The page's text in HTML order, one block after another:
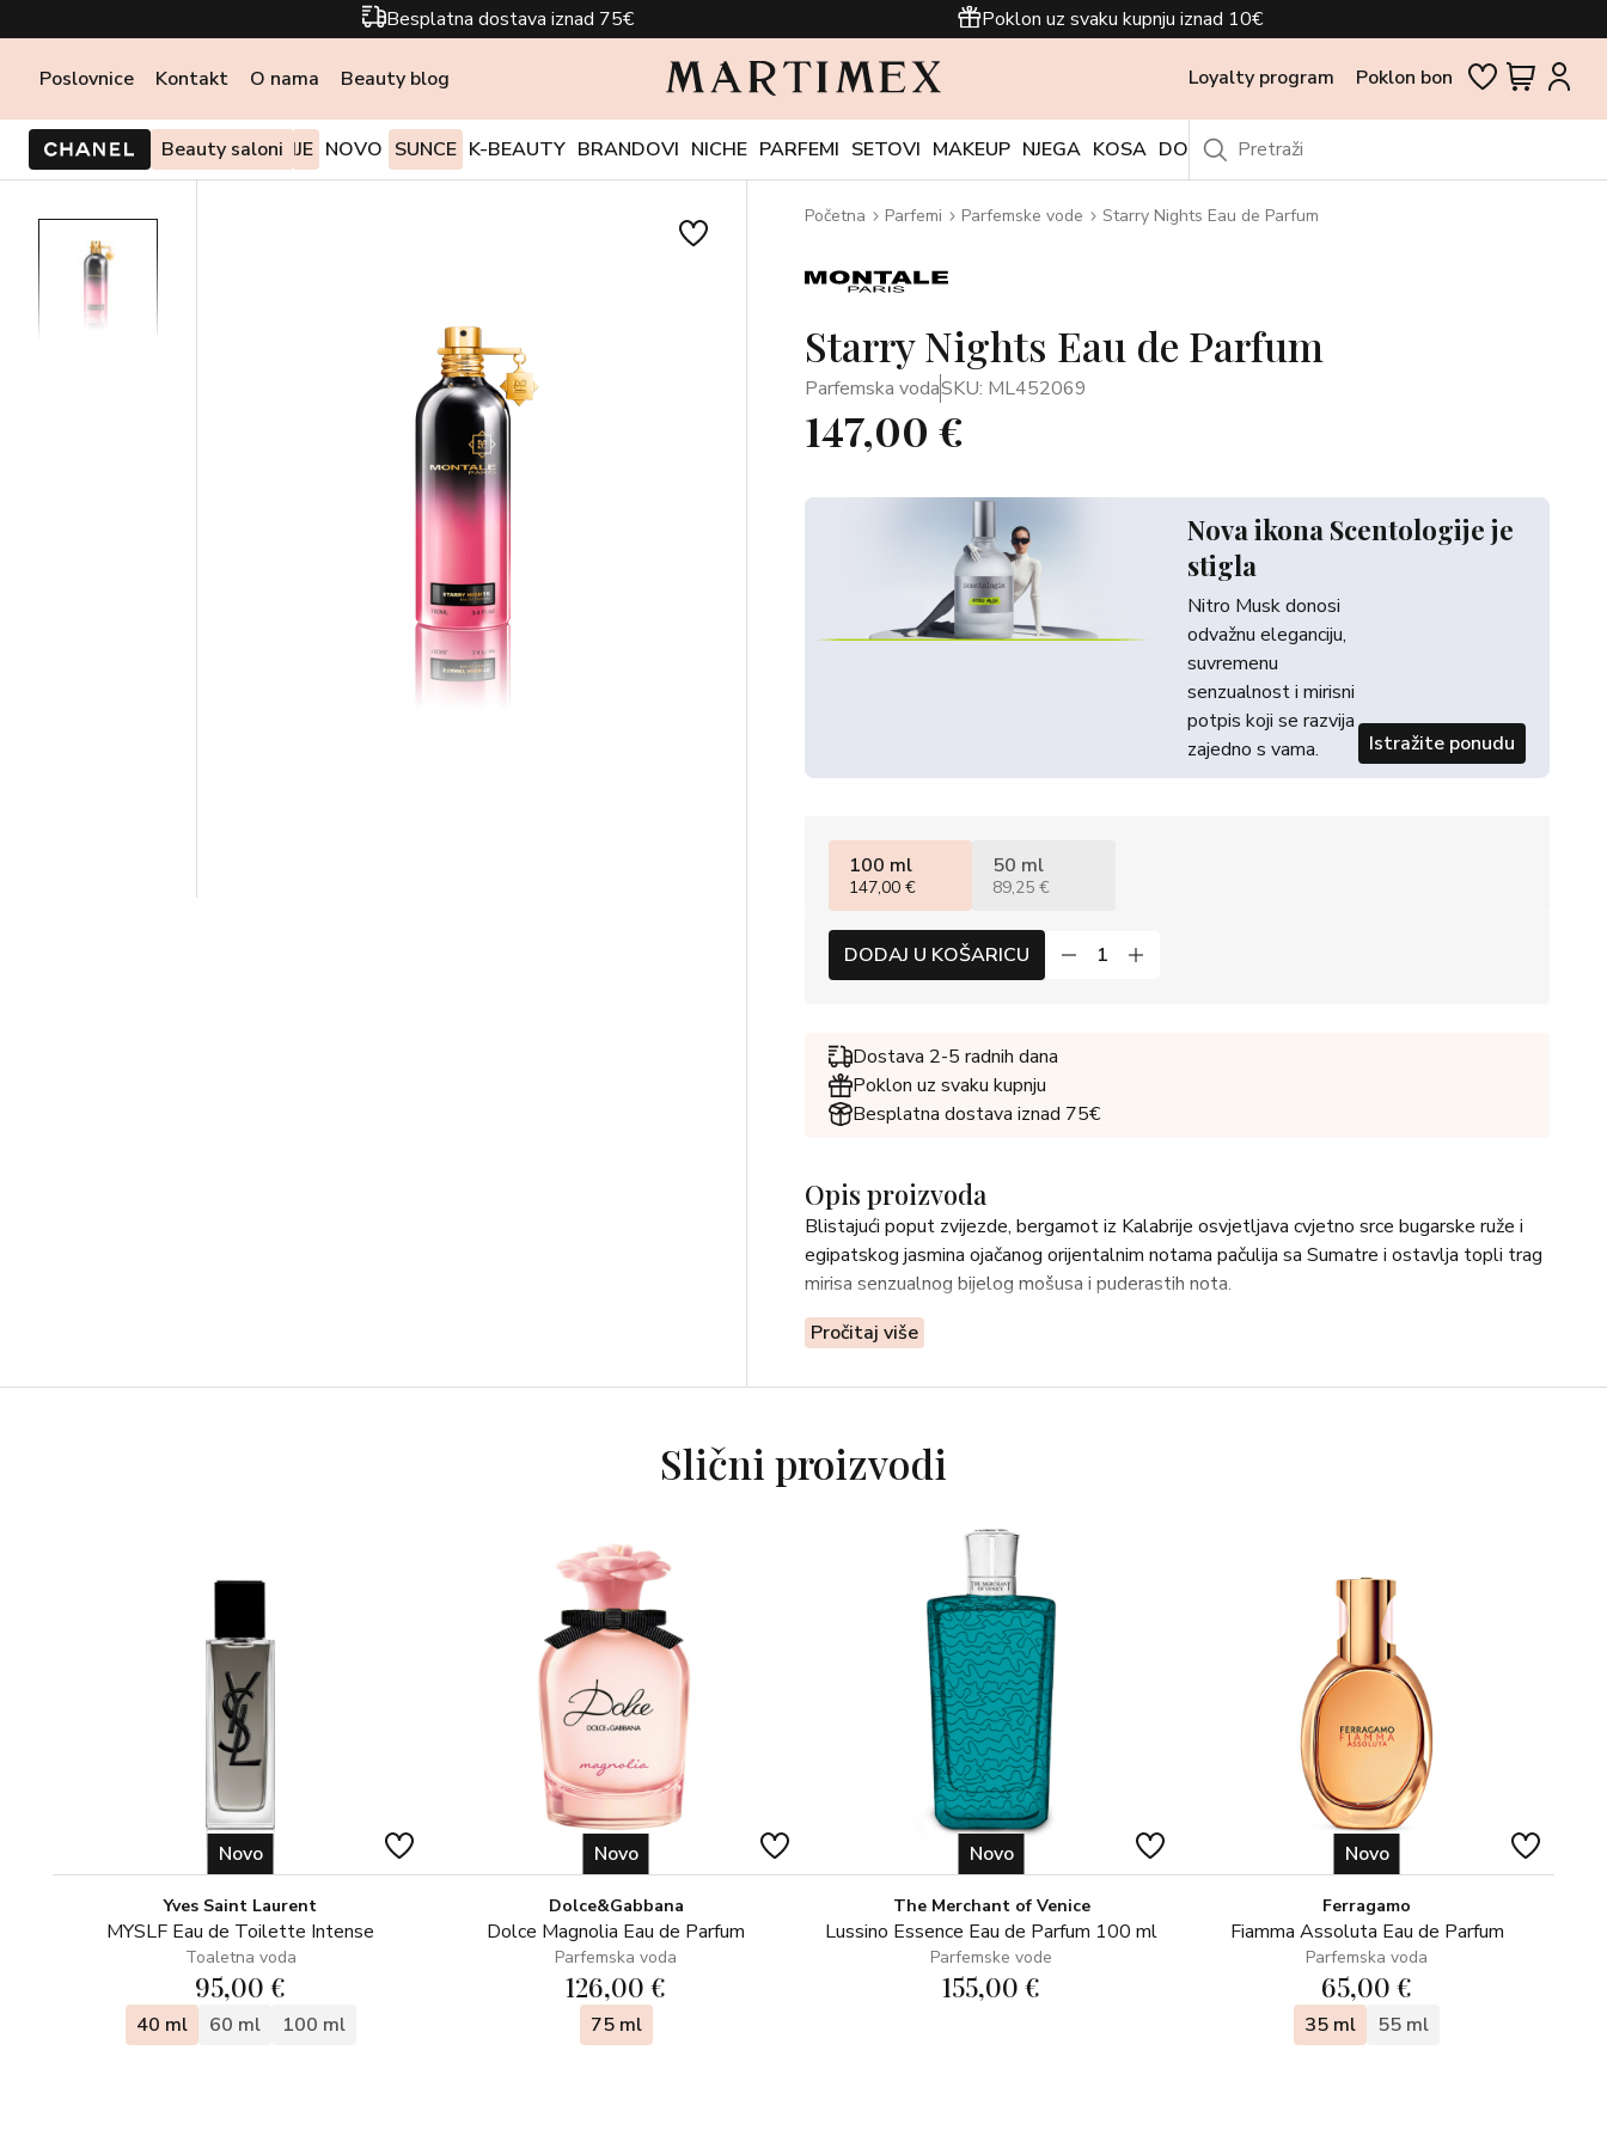
Besplatna dostava iznad 75€ Poklon uz svaku kupnju iznad 10€
Poslovnice Kontakt O nama Beauty blog Loyalty program Poklon bon
Beauty saloni
PONUDE I AKCIJE NOVO SUNCE K-BEAUTY BRANDOVI NICHE PARFEMI SETOVI MAKEUP NJEGA KOSA DODACI OUTLET
Početna Parfemi Parfemske vode Starry Nights Eau de Parfum
Starry Nights Eau de Parfum
Parfemska vodaSKU: ML452069
147,00 €
Nova ikona Scentologije je
stigla
Nitro Musk donosi
odvažnu eleganciju,
suvremenu
senzualnost i mirisni
potpis koji se razvija
zajedno s vama.
Istražite ponudu
100 ml
147,00 €
50 ml
89,25 €
DODAJ U KOŠARICU
Dostava 2-5 radnih dana
Poklon uz svaku kupnju
Besplatna dostava iznad 75€
Opis proizvoda
Blistajući poput zvijezde, bergamot iz Kalabrije osvjetljava cvjetno srce bugarske ruže i
egipatskog jasmina ojačanog orijentalnim notama pačulija sa Sumatre i ostavlja topli trag
mirisa senzualnog bijelog mošusa i puderastih nota.
Pročitaj više
Slični proizvodi
Novo
Yves Saint Laurent
MYSLF Eau de Toilette Intense
Toaletna voda
95,00 €
40 ml 60 ml 100 ml
Novo
Dolce&Gabbana
Dolce Magnolia Eau de Parfum
Parfemska voda
126,00 €
75 ml
Novo
The Merchant of Venice
Lussino Essence Eau de Parfum 100 ml
Parfemske vode
155,00 €
Novo
Ferragamo
Fiamma Assoluta Eau de Parfum
Parfemska voda
65,00 €
35 ml 55 ml